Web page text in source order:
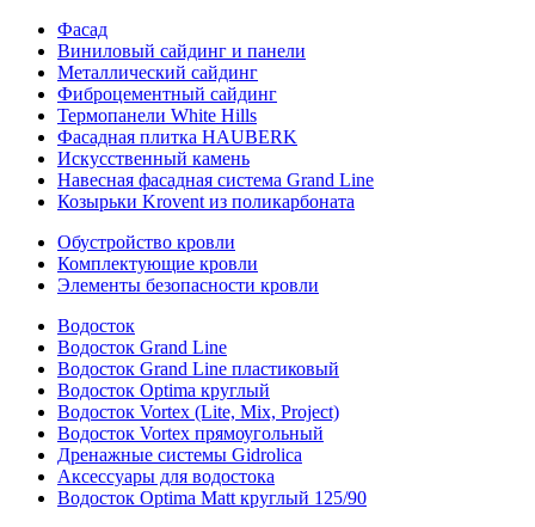
Фасад
Виниловый сайдинг и панели
Металлический сайдинг
Фиброцементный сайдинг
Термопанели White Hills
Фасадная плитка HAUBERK
Искусственный камень
Навесная фасадная система Grand Line
Козырьки Krovent из поликарбоната
Обустройство кровли
Комплектующие кровли
Элементы безопасности кровли
Водосток
Водосток Grand Line
Водосток Grand Line пластиковый
Водосток Optima круглый
Водосток Vortex (Lite, Mix, Project)
Водосток Vortex прямоугольный
Дренажные системы Gidrolica
Аксессуары для водостока
Водосток Optima Matt круглый 125/90